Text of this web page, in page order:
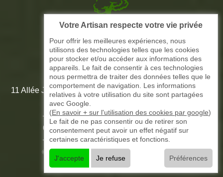
Picque elagage 87
ARTISAN ELAGAGE ET PAYSAGISTE
11 Allée Jean-Marie Amédée Paroutaud 87000 Limoges -
87 Haute Vienne
05 33 06 15 58 - 07 51 61 73 31
©2016 - 2026 TOUT DROIT RÉSERVÉ -
MENTIONS LÉGALES
Votre Artisan respecte votre vie privée
Pour offrir les meilleures expériences, nous
utilisons des technologies telles que les cookies
pour stocker et/ou accéder aux informations des
appareils. Le fait de consentir à ces technologies
nous permettra de traiter des données telles que le
comportement de navigation. Les informations
relatives à votre utilisation du site sont partagées
avec Google.
(En savoir + sur l'utilisation des cookies par google)
Le fait de ne pas consentir ou de retirer son
consentement peut avoir un effet négatif sur
certaines caractéristiques et fonctions.
J'accepte Je refuse Préférences